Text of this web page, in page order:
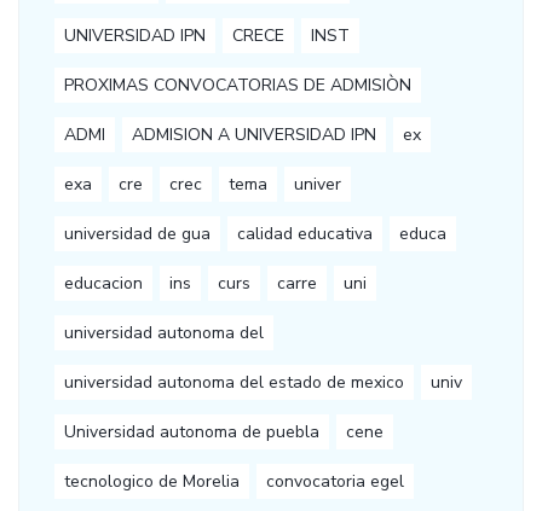
UNIVERSIDAD IPN CRECE INST
PROXIMAS CONVOCATORIAS DE ADMISIÒN
ADMI ADMISION A UNIVERSIDAD IPN ex
exa cre crec tema univer
universidad de gua calidad educativa educa
educacion ins curs carre uni
universidad autonoma del
universidad autonoma del estado de mexico univ
Universidad autonoma de puebla cene
tecnologico de Morelia convocatoria egel